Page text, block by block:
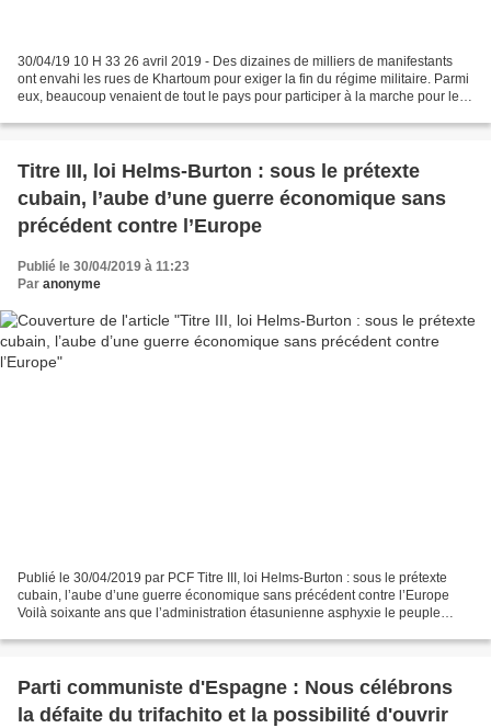
30/04/19 10 H 33 26 avril 2019 - Des dizaines de milliers de manifestants
ont envahi les rues de Khartoum pour exiger la fin du régime militaire. Parmi
eux, beaucoup venaient de tout le pays pour participer à la marche pour le
Titre III, loi Helms-Burton : sous le prétexte
cubain, l’aube d’une guerre économique sans
précédent contre l’Europe
Publié le 30/04/2019 à 11:23
Par anonyme
Publié le 30/04/2019 par PCF Titre III, loi Helms-Burton : sous le prétexte
cubain, l’aube d’une guerre économique sans précédent contre l’Europe
Voilà soixante ans que l’administration étasunienne asphyxie le peuple
Parti communiste d'Espagne : Nous célébrons
la défaite du trifachito et la possibilité d'ouvrir